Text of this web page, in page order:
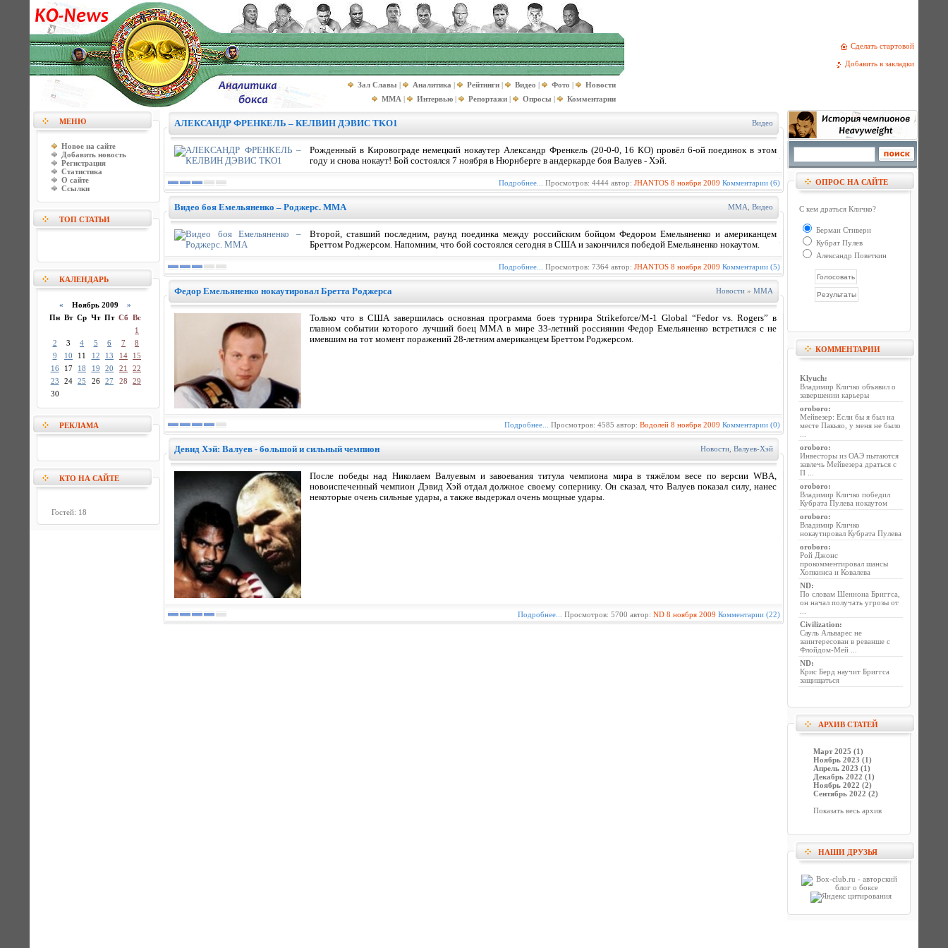
Сделать стартовой
Добавить в закладки
Зал Славы | Аналитика | Рейтинги | Видео | Фото |
Новости
MMA | Интервью | Репортажи | Опросы | Комментарии
МЕНЮ
Новое на сайте
Добавить новость
Регистрация
Статистика
О сайте
Ссылки
ТОП СТАТЬИ
КАЛЕНДАРЬ
« Ноябрь 2009 »
Пн Вт Ср Чт Пт Сб Вс
1
2
3 4 5 6 7
8
9
10 11 12 13 14
15
16
17 18 19 20 21
22
23
24 25 26 27 28
29
30
РЕКЛАМА
КТО НА САЙТЕ
Гостей: 18
АЛЕКСАНДР ФРЕНКЕЛЬ – КЕЛВИН ДЭВИС TKO1 Видео
Рожденный в Кировограде немецкий нокаутер Александр Френкель (20-0-0, 16 КО) провёл 6-ой поединок в этом
году и снова нокаут! Бой состоялся 7 ноября в Нюрнберге в андеркарде боя Валуев - Хэй.
Подробнее... Просмотров: 4444 автор: JHANTOS 8 ноября 2009 Комментарии (6)
Видео боя Емельяненко – Роджерс. MMA MMA Видео
Второй, ставший последним, раунд поединка между российским бойцом Федором Емельяненко и американцем
Бреттом Роджерсом. Напомним, что бой состоялся сегодня в США и закончился победой Емельяненко нокаутом.
Подробнее... Просмотров: 7364 автор: JHANTOS 8 ноября 2009 Комментарии (5)
Федор Емельяненко нокаутировал Бретта Роджерса Новости » MMA
Только что в США завершилась основная программа боев турнира Strikeforce/M-1 Global “Fedor vs. Rogers” в
главном событии которого лучший боец ММА в мире 33-летний россиянин Федор Емельяненко встретился с не
имевшим на тот момент поражений 28-летним американцем Бреттом Роджерсом.
Подробнее... Просмотров: 4585 автор: Водолей 8 ноября 2009 Комментарии (0)
Девид Хэй: Валуев - большой и сильный чемпион Новости Валуев-Хэй
После победы над Николаем Валуевым и завоевания титула чемпиона мира в тяжёлом весе по версии WBA,
новоиспеченный чемпион Дэвид Хэй отдал должное своему сопернику. Он сказал, что Валуев показал силу, нанес
некоторые очень сильные удары, а также выдержал очень мощные удары.
Подробнее... Просмотров: 5700 автор: ND 8 ноября 2009 Комментарии (22)
ОПРОС НА САЙТЕ
С кем драться Кличко?
Берман Стиверн
Кубрат Пулев
Александр Поветкин
КОММЕНТАРИИ
Klyuch:
Владимир Кличко объявил о
завершении карьеры
oroboro:
Мейвезер: Если бы я был на
месте Пакьяо, у меня не было
oroboro:
Инвесторы из ОАЭ пытаются
завлечь Мейвезера драться с
П ...
oroboro:
Владимир Кличко победил
Кубрата Пулева нокаутом
oroboro:
Владимир Кличко
нокаутировал Кубрата Пулева
oroboro:
Рой Джонс
прокомментировал шансы
Хопкинса и Ковалева
ND:
По словам Шеннона Бриггса,
он начал получать угрозы от
Civilization:
Сауль Альварес не
заинтересован в реванше с
Флойдом-Мей ...
ND:
Крис Берд научит Бриггса
защищаться
АРХИВ СТАТЕЙ
Март 2025 (1)
Ноябрь 2023 (1)
Апрель 2023 (1)
Декабрь 2022 (1)
Ноябрь 2022 (2)
Сентябрь 2022 (2)
Показать весь архив
НАШИ ДРУЗЬЯ